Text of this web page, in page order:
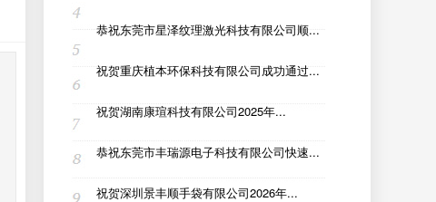
恭祝东莞市星泽纹理激光科技有限公司顺...
祝贺重庆植本环保科技有限公司成功通过...
祝贺‌湖南康瑄科技有限公司2025年...
恭祝东莞市丰瑞源电子科技有限公司快速...
祝贺深圳景丰顺手袋有限公司2026年...